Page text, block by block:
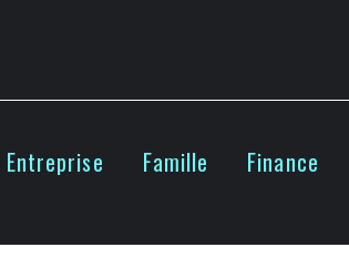
Entreprise Famille Finance